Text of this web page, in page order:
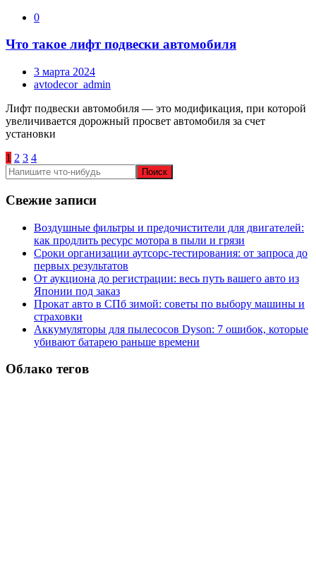
0
Что такое лифт подвески автомобиля
3 марта 2024
avtodecor_admin
Лифт подвески автомобиля — это модификация, при которой
увеличивается дорожный просвет автомобиля за счет
установки
Пагинация
записей
1 2 3 4
Свежие записи
Воздушные фильтры и предочистители для двигателей:
как продлить ресурс мотора в пыли и грязи
Сроки организации аутсорс‑тестирования: от запроса до
первых результатов
От аукциона до регистрации: весь путь вашего авто из
Японии под заказ
Прокат авто в СПб зимой: советы по выбору машины и
страховки
Аккумуляторы для пылесосов Dyson: 7 ошибок, которые
убивают батарею раньше времени
Облако тегов